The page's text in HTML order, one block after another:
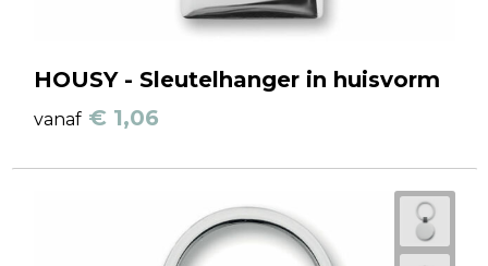
HOUSY - Sleutelhanger in huisvorm
vanaf € 1,06